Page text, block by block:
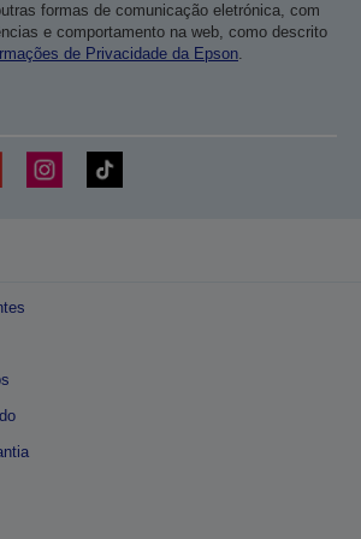
formas de comunicação eletrónica, com
e comportamento na web, como descrito
de Privacidade da Epson.